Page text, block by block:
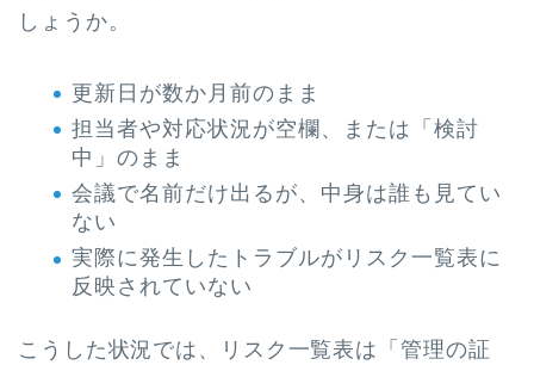
しょうか。
更新日が数か月前のまま
担当者や対応状況が空欄、または「検討
中」のまま
会議で名前だけ出るが、中身は誰も見てい
ない
実際に発生したトラブルがリスク一覧表に
反映されていない
こうした状況では、リスク一覧表は「管理の証